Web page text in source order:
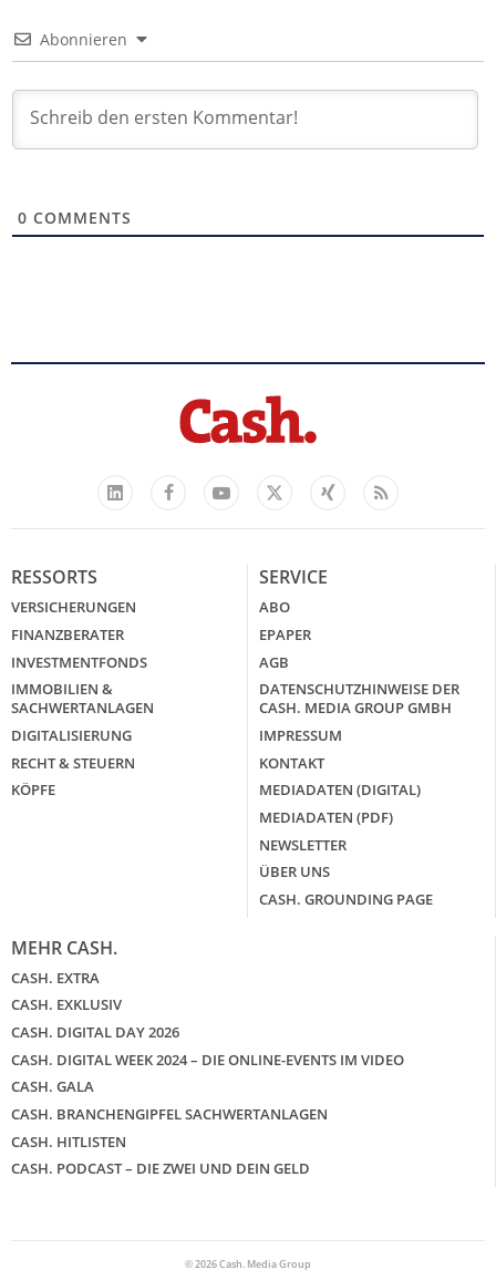
Abonnieren
0 COMMENTS
LinkedIn
FacebookYouTube
X
Xing Feed
RESSORTS
VERSICHERUNGEN
FINANZBERATER
INVESTMENTFONDS
IMMOBILIEN &
SACHWERTANLAGEN
DIGITALISIERUNG
RECHT & STEUERN
KÖPFE
SERVICE
ABO
EPAPER
AGB
DATENSCHUTZHINWEISE DER
CASH. MEDIA GROUP GMBH
IMPRESSUM
KONTAKT
MEDIADATEN (DIGITAL)
MEDIADATEN (PDF)
NEWSLETTER
ÜBER UNS
CASH. GROUNDING PAGE
MEHR CASH.
CASH. EXTRA
CASH. EXKLUSIV
CASH. DIGITAL DAY 2026
CASH. DIGITAL WEEK 2024 – DIE ONLINE-EVENTS IM VIDEO
CASH. GALA
CASH. BRANCHENGIPFEL SACHWERTANLAGEN
CASH. HITLISTEN
CASH. PODCAST – DIE ZWEI UND DEIN GELD
© 2026 Cash. Media Group